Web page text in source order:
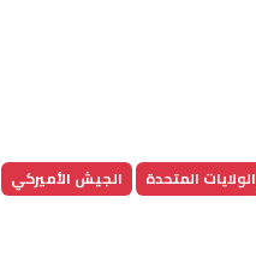
الولايات المتحدة الجيش الأميركي